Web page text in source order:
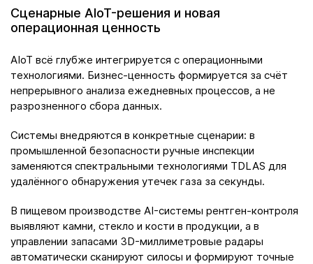
Сценарные AIoT-решения и новая
операционная ценность
AIoT всё глубже интегрируется с операционными
технологиями. Бизнес-ценность формируется за счёт
непрерывного анализа ежедневных процессов, а не
разрозненного сбора данных.
Системы внедряются в конкретные сценарии: в
промышленной безопасности ручные инспекции
заменяются спектральными технологиями TDLAS для
удалённого обнаружения утечек газа за секунды.
В пищевом производстве AI-системы рентген-контроля
выявляют камни, стекло и кости в продукции, а в
управлении запасами 3D-миллиметровые радары
автоматически сканируют силосы и формируют точные